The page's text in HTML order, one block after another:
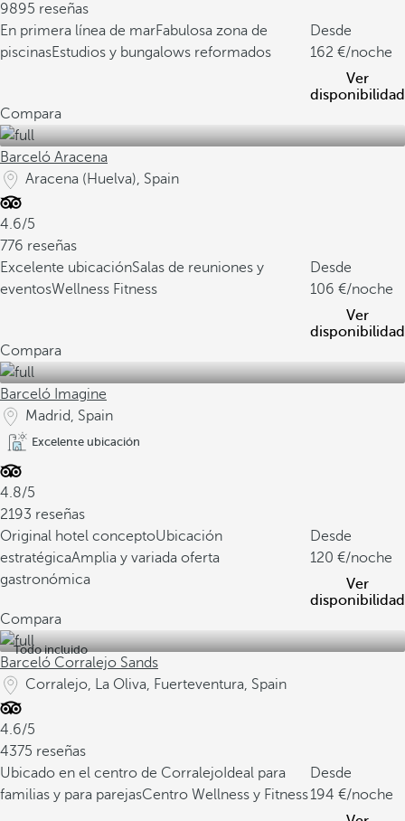
9895 reseñas
En primera línea de marFabulosa zona de
piscinasEstudios y bungalows reformados
Desde
162
/noche
Ver
disponibilidad
Compara
Barceló Aracena
Aracena (Huelva), Spain
4.6/5
776 reseñas
Excelente ubicaciónSalas de reuniones y
eventosWellness Fitness
Desde
106
/noche
Ver
disponibilidad
Compara
Barceló Imagine
Madrid, Spain
Excelente ubicación
4.8/5
2193 reseñas
Original hotel conceptoUbicación
estratégicaAmplia y variada oferta
gastronómica
Desde
120
/noche
Ver
disponibilidad
Compara
Todo incluido
Barceló Corralejo Sands
Corralejo, La Oliva, Fuerteventura, Spain
4.6/5
4375 reseñas
Ubicado en el centro de Corralejo Ideal para
familias y para parejasCentro Wellness y Fitness
Desde
194
/noche